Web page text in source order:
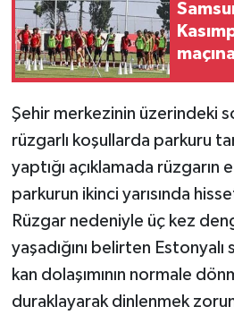
Şehir merkezinin üzerindeki
rüzgarlı koşullarda parkuru
yaptığı açıklamada rüzgarın
parkurun ikinci yarısında
Rüzgar nedeniyle üç kez
yaşadığını belirten
kan dolaşımının normale
duraklayarak dinlenmek